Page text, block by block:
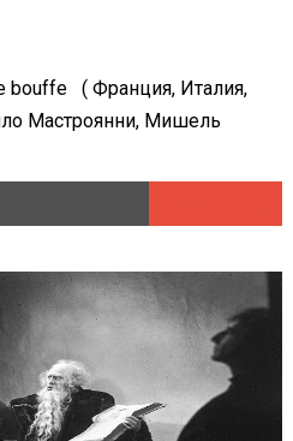
bouffe ( Франция, Италия,
Мастроянни, Мишель